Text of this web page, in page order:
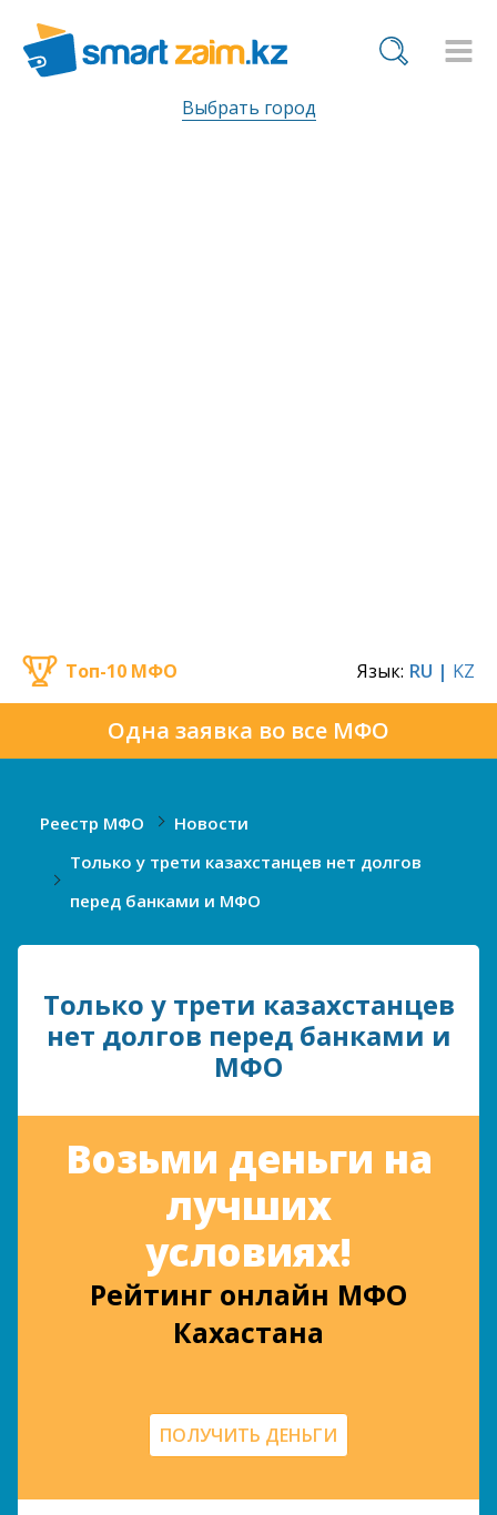
Выбрать город
Одна заявка во все МФО
Топ-10 МФО Язык: RU | KZ
Реестр МФО
Новости
Только у трети казахстанцев нет долгов
перед банками и МФО
Только у трети казахстанцев
нет долгов перед банками и
МФО
Возьми деньги на
лучших
условиях!
Рейтинг онлайн МФО
Кахастана
ПОЛУЧИТЬ ДЕНЬГИ